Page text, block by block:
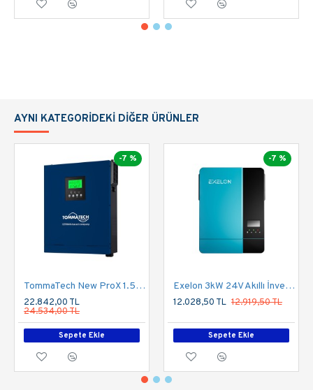
USB OTG fonksiyon desteği
BMS için ayrılmış iletişim portu
AC/PV çıkış
Ayarlanabilir yüksek güçlü şarj akımı
Ev aletleri ve kişisel bilgisayarlar için ayarlanabilir
giriş voltajı aralığı
Şebeke veya jeneratör girişi ile uyumlu tasarım •
Dahili toz önleme donanımı
6 üniteye kadar paralel çalışabilme
Programlanabilir çıkış veya jeneratör girişi olmak
üzere isteğe bağlı olarak ullanılabilir çift çıkış
AYNI KATEGORIDEKI DIĞER ÜRÜNLER
-7 %
TommaTech New ProX 1.5K 12V Tek Faz Akıllı İnverter
22.842,00 TL
24.534,00 TL
Sepete Ekle
-7 %
Exelon 3kW 24V Akıllı İnverter MPPT 400VDC
12.028,50 TL 12.919,50 TL
Sepete Ekle